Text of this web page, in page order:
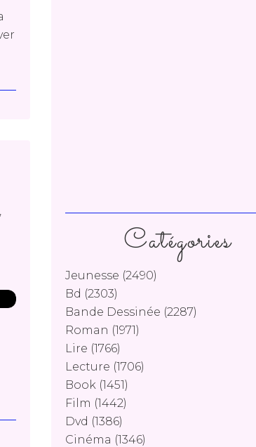
,
Catégories
Jeunesse (2490)
Bd (2303)
Bande Dessinée (2287)
Roman (1971)
Lire (1766)
Lecture (1706)
Book (1451)
Film (1442)
Dvd (1386)
Cinéma (1346)